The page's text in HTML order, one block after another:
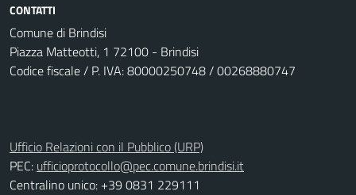
CONTATTI
Comune di Brindisi
Piazza Matteotti, 1 72100 - Brindisi
Codice fiscale / P. IVA: 80000250748 / 00268880747
Ufficio Relazioni con il Pubblico (URP)
PEC: ufficioprotocollo@pec.comune.brindisi.it
Centralino unico: +39 0831 229111